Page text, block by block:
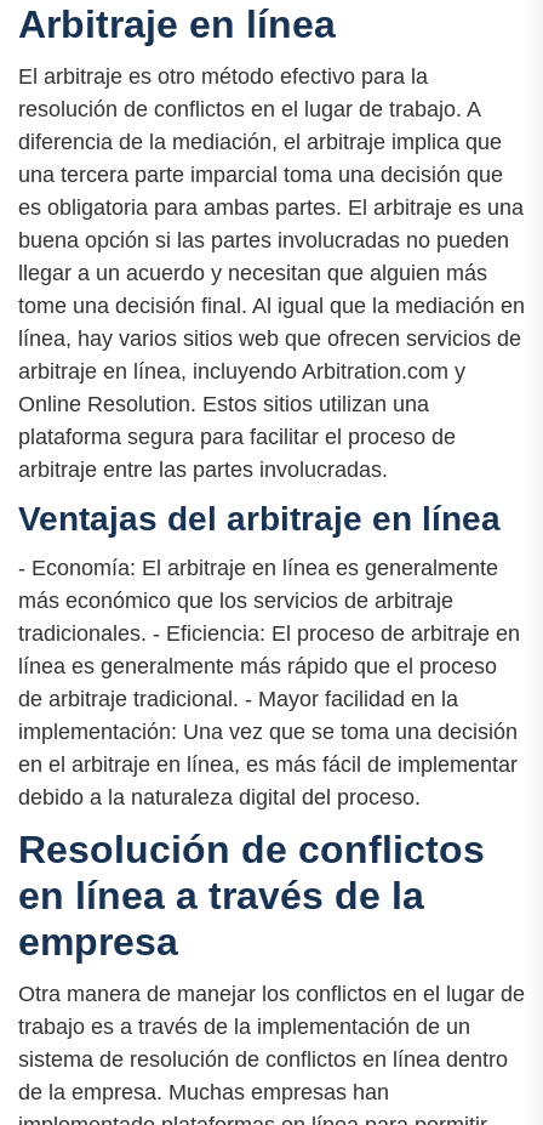
Arbitraje en línea
El arbitraje es otro método efectivo para la
resolución de conflictos en el lugar de trabajo. A
diferencia de la mediación, el arbitraje implica que
una tercera parte imparcial toma una decisión que
es obligatoria para ambas partes. El arbitraje es una
buena opción si las partes involucradas no pueden
llegar a un acuerdo y necesitan que alguien más
tome una decisión final. Al igual que la mediación en
línea, hay varios sitios web que ofrecen servicios de
arbitraje en línea, incluyendo Arbitration.com y
Online Resolution. Estos sitios utilizan una
plataforma segura para facilitar el proceso de
arbitraje entre las partes involucradas.
Ventajas del arbitraje en línea
- Economía: El arbitraje en línea es generalmente
más económico que los servicios de arbitraje
tradicionales. - Eficiencia: El proceso de arbitraje en
línea es generalmente más rápido que el proceso
de arbitraje tradicional. - Mayor facilidad en la
implementación: Una vez que se toma una decisión
en el arbitraje en línea, es más fácil de implementar
debido a la naturaleza digital del proceso.
Resolución de conflictos
en línea a través de la
empresa
Otra manera de manejar los conflictos en el lugar de
trabajo es a través de la implementación de un
sistema de resolución de conflictos en línea dentro
de la empresa. Muchas empresas han